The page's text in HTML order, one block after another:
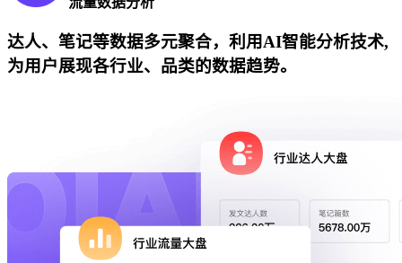
达人、笔记等数据多元聚合，利用AI智能分析技术,
为用户展现各行业、品类的数据趋势。